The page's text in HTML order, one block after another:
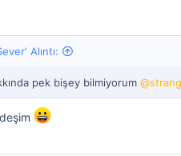
Alıntı:
pek bişey bilmiyorum